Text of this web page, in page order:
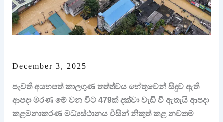
December 3, 2025
පැවති අයහපත් කාලගුණ තත්ත්වය හේතුවෙන් සිදුව ඇති
ආපදා මරණ මේ වන විට 479ක් දක්වා වැඩි වී ඇතැයි ආපදා
කළමනාකරණ මධ්‍යස්ථානය විසින් නිකුත් කළ නවතම